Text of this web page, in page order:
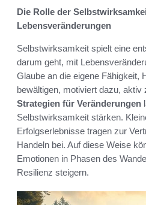
Die Rolle der
Lebensveränderungen
Selbstwirksamkeit spielt eine
darum geht, mit
Glaube an die eigene Fähigkeit,
bewältigen, motiviert dazu, aktiv
Strategien für Veränderungen
Selbstwirksamkeit stärken.
Erfolgserlebnisse tragen zur
Handeln bei. Auf diese Weise
Emotionen in Phasen des
Resilienz steigern.